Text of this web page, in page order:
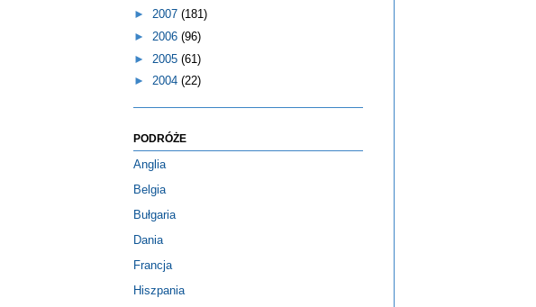
► 2007 (181)
► 2006 (96)
► 2005 (61)
► 2004 (22)
PODRÓŻE
Anglia
Belgia
Bułgaria
Dania
Francja
Hiszpania